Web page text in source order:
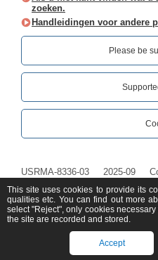
zoeken.
Handleidingen voor andere
Please be
USRMA-8336-03 2025-09
This site uses cookies to provide its
qualities etc. You can find out more
select "Reject", only cookies
the site are recorded and stored.
Accept